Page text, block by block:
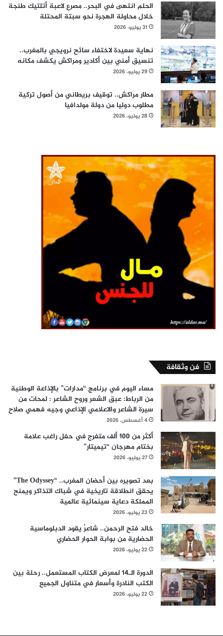
الحلم انتهى في البحر.. مصرع لاعبة أتلتيك طنجة
خلال محاولة الهجرة نحو سبتة المحتلة
31 يوليو، 2026
نهاية سعيدة لاختفاء سائح نرويجي بالمغرب..
تنسيق أمني بين أكادير ومراكش يكشف مكانه
29 يوليو، 2026
مطار مراكش.. توقيف بريطاني من أصول تركية
مطلوب دوليا من دولة مولدافيا
28 يوليو، 2026
فن وثقافة
مساء اليوم في برنامج “مدارات” بالإذاعة الوطنية
من الرباط: عبق الشعر وروح الشاعر : لمحات من
سيرة الشاعر والاعلامي الإذاعي وجيه فهمي صلاح
4 أغسطس، 2026
أكثر من 100 ألف متفرج في حفل راغب علامة
بختام مهرجان “تيميتار”
27 يوليو، 2026
بعد تصويره بين أحضان المغرب.. “The Odyssey”
يحقق انطلاقة تاريخية في شباك التذاكر ويمنح
المملكة دعاية سينمائية عالمية
23 يوليو، 2026
خالد فتح الرحمن.. شاعرٌ يقود الدبلوماسية
الحضارية من بوابة الحوار الحضاري
22 يوليو، 2026
الدورة الـ14 لمعرض الكتاب المستعمل.. رحلة بين
الكتب النادرة وأسعار في متناول الجميع
22 يوليو، 2026